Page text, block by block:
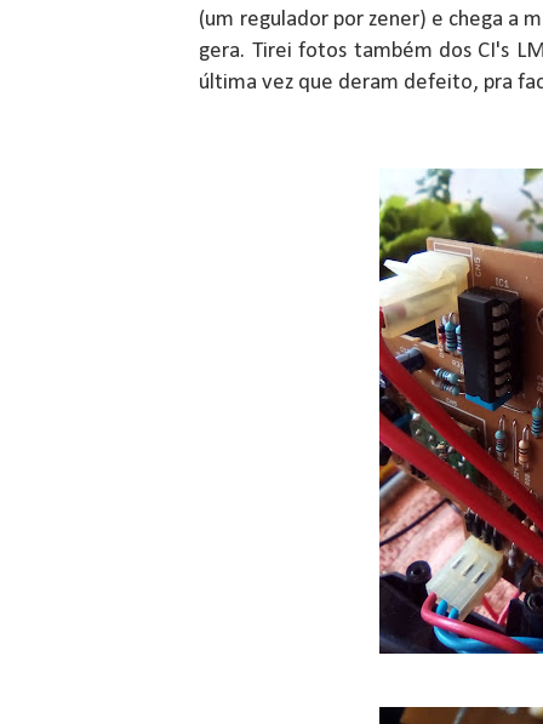
(um regulador por zener) e chega a
gera. Tirei fotos também dos CI's
última vez que deram defeito, pra